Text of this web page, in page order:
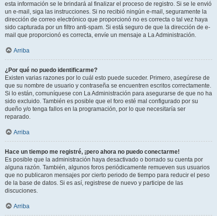
esta información se le brindará al finalizar el proceso de registro. Si se le envió
un e-mail, siga las instrucciones. Si no recibió ningún e-mail, seguramente la
dirección de correo electrónico que proporcionó no es correcta o tal vez haya
sido capturada por un filtro anti-spam. Si está seguro de que la dirección de e-
mail que proporcionó es correcta, envíe un mensaje a La Administración.
Arriba
¿Por qué no puedo identificarme?
Existen varias razones por lo cuál esto puede suceder. Primero, asegúrese de
que su nombre de usuario y contraseña se encuentren escritos correctamente.
Si lo están, comuníquese con La Administración para asegurarse de que no ha
sido excluido. También es posible que el foro esté mal configurado por su
dueño y/o tenga fallos en la programación, por lo que necesitaría ser
reparado.
Arriba
Hace un tiempo me registré, ¡pero ahora no puedo conectarme!
Es posible que la administración haya desactivado o borrado su cuenta por
alguna razón. También, algunos foros periódicamente remueven sus usuarios
que no publicaron mensajes por cierto periodo de tiempo para reducir el peso
de la base de datos. Si es así, registrese de nuevo y participe de las
discuciones.
Arriba